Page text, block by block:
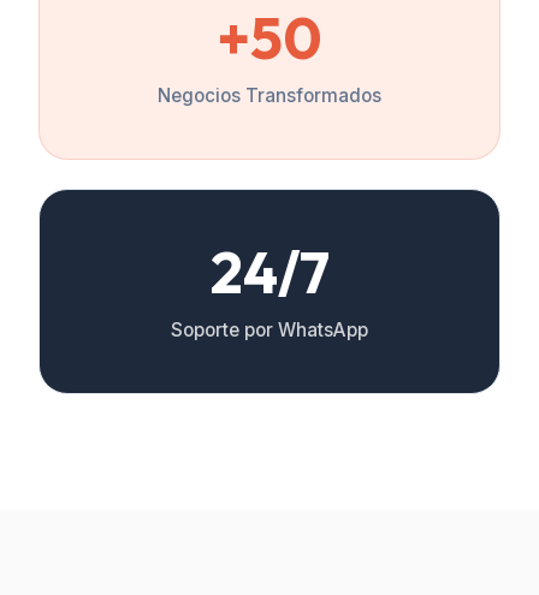
+50
Negocios Transformados
24/7
Soporte por WhatsApp